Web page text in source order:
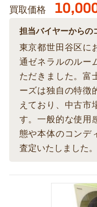
買取価格
担当バイヤーからの
東京都世田谷区に
通ゼネラルのルー
ただきました。富
ーズは独自の特徴
えており、中古市
す。一般的な使用
態や本体のコンデ
査定いたしました。